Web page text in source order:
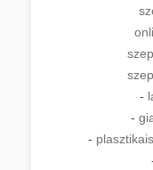
-
-
-